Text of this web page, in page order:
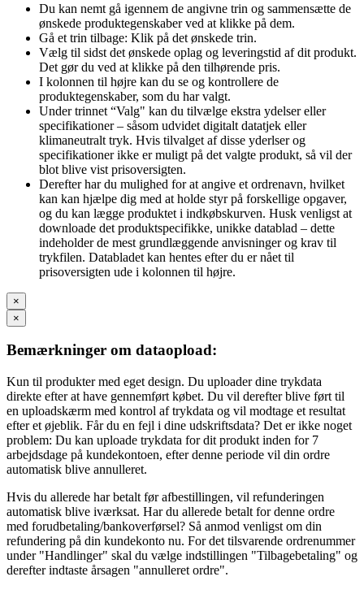
Du kan nemt gå igennem de angivne trin og sammensætte de
ønskede produktegenskaber ved at klikke på dem.
Gå et trin tilbage: Klik på det ønskede trin.
Vælg til sidst det ønskede oplag og leveringstid af dit produkt.
Det gør du ved at klikke på den tilhørende pris.
I kolonnen til højre kan du se og kontrollere de
produktegenskaber, som du har valgt.
Under trinnet “Valg" kan du tilvælge ekstra ydelser eller
specifikationer – såsom udvidet digitalt datatjek eller
klimaneutralt tryk. Hvis tilvalget af disse yderlser og
specifikationer ikke er muligt på det valgte produkt, så vil der
blot blive vist prisoversigten.
Derefter har du mulighed for at angive et ordrenavn, hvilket
kan kan hjælpe dig med at holde styr på forskellige opgaver,
og du kan lægge produktet i indkøbskurven. Husk venligst at
downloade det produktspecifikke, unikke datablad – dette
indeholder de mest grundlæggende anvisninger og krav til
trykfilen. Databladet kan hentes efter du er nået til
prisoversigten ude i kolonnen til højre.
×
×
Bemærkninger om dataopload:
Kun til produkter med eget design. Du uploader dine trykdata
direkte efter at have gennemført købet. Du vil derefter blive ført til
en uploadskærm med kontrol af trykdata og vil modtage et resultat
efter et øjeblik. Får du en fejl i dine udskriftsdata? Det er ikke noget
problem: Du kan uploade trykdata for dit produkt inden for 7
arbejdsdage på kundekontoen, efter denne periode vil din ordre
automatisk blive annulleret.
Hvis du allerede har betalt før afbestillingen, vil refunderingen
automatisk blive iværksat. Har du allerede betalt for denne ordre
med forudbetaling/bankoverførsel? Så anmod venligst om din
refundering på din kundekonto nu. For det tilsvarende ordrenummer
under "Handlinger" skal du vælge indstillingen "Tilbagebetaling" og
derefter indtaste årsagen "annulleret ordre".